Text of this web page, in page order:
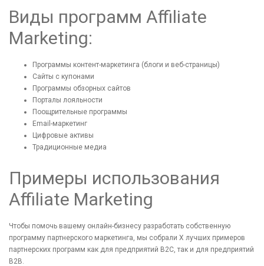
Виды программ Affiliate
Marketing:
Программы контент-маркетинга (блоги и веб-страницы)
Сайты с купонами
Программы обзорных сайтов
Порталы лояльности
Поощрительные программы
Email-маркетинг
Цифровые активы
Традиционные медиа
Примеры использования
Affiliate Marketing
Чтобы помочь вашему онлайн-бизнесу разработать собственную
программу партнерского маркетинга, мы собрали Х лучших примеров
партнерских программ как для предприятий B2C, так и для предприятий
B2B.